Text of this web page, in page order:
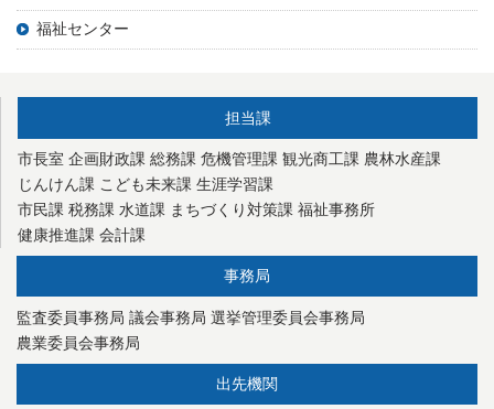
福祉センター
担当課
市長室 企画財政課 総務課 危機管理課 観光商工課 農林水産課
じんけん課 こども未来課 生涯学習課
市民課 税務課 水道課 まちづくり対策課 福祉事務所
健康推進課 会計課
事務局
監査委員事務局 議会事務局 選挙管理委員会事務局
農業委員会事務局
出先機関